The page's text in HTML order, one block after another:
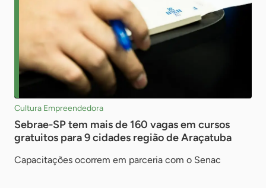
Cultura Empreendedora
Sebrae-SP tem mais de 160 vagas em cursos
gratuitos para 9 cidades região de Araçatuba
Capacitações ocorrem em parceria com o Senac